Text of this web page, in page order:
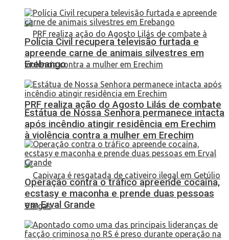
PRF realiza ação do Agosto Lilás de combate
à violência contra a mulher em Erechim
Polícia Civil recupera televisão furtada e
apreende carne de animais silvestres em
Erebango
Estátua de Nossa Senhora permanece intacta
após incêndio atingir residência em Erechim
Operação contra o tráfico apreende cocaína,
ecstasy e maconha e prende duas pessoas
em Erval Grande